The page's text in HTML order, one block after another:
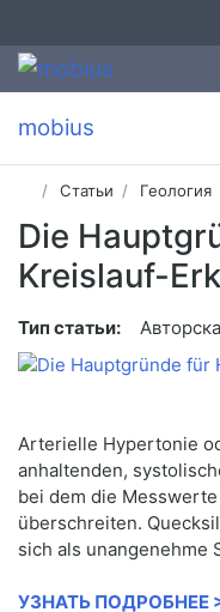
mobius
Статьи Геология
Die
Kreislauf-
Тип статьи:
Arterielle Hypertonie
anhaltenden,
bei dem die
überschreiten.
sich als unangenehme
УЗНАТЬ ПОДРОБНЕЕ